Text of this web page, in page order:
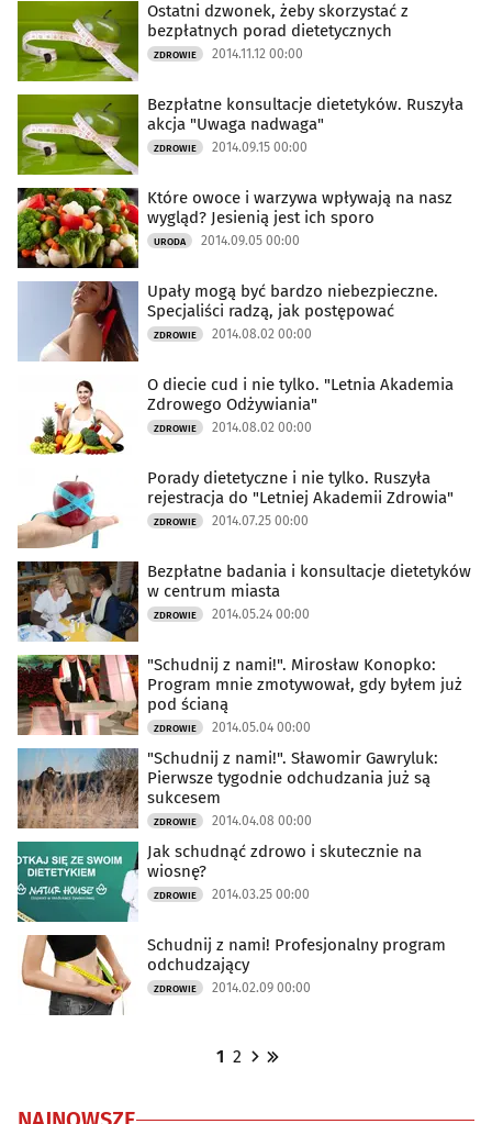
Ostatni dzwonek, żeby skorzystać z
bezpłatnych porad dietetycznych
ZDROWIE 2014.11.12 00:00
Bezpłatne konsultacje dietetyków. Ruszyła
akcja "Uwaga nadwaga"
ZDROWIE 2014.09.15 00:00
Które owoce i warzywa wpływają na nasz
wygląd? Jesienią jest ich sporo
URODA 2014.09.05 00:00
Upały mogą być bardzo niebezpieczne.
Specjaliści radzą, jak postępować
ZDROWIE 2014.08.02 00:00
O diecie cud i nie tylko. "Letnia Akademia
Zdrowego Odżywiania"
ZDROWIE 2014.08.02 00:00
Porady dietetyczne i nie tylko. Ruszyła
rejestracja do "Letniej Akademii Zdrowia"
ZDROWIE 2014.07.25 00:00
Bezpłatne badania i konsultacje dietetyków
w centrum miasta
ZDROWIE 2014.05.24 00:00
"Schudnij z nami!". Mirosław Konopko:
Program mnie zmotywował, gdy byłem już
pod ścianą
ZDROWIE 2014.05.04 00:00
"Schudnij z nami!". Sławomir Gawryluk:
Pierwsze tygodnie odchudzania już są
sukcesem
ZDROWIE 2014.04.08 00:00
Jak schudnąć zdrowo i skutecznie na
wiosnę?
ZDROWIE 2014.03.25 00:00
Schudnij z nami! Profesjonalny program
odchudzający
ZDROWIE 2014.02.09 00:00
1 2